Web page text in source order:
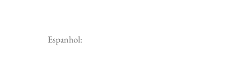
Espanhol: